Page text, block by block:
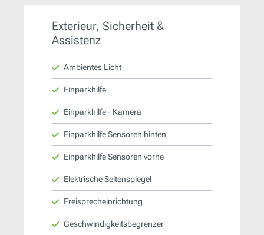
Exterieur, Sicherheit &
Assistenz
Ambientes Licht
Einparkhilfe
Einparkhilfe - Kamera
Einparkhilfe Sensoren hinten
Einparkhilfe Sensoren vorne
Elektrische Seitenspiegel
Freisprecheinrichtung
Geschwindigkeitsbegrenzer